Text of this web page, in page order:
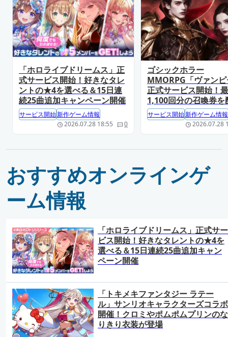
「ホロライブドリームス」正
式サービス開始！好きなタレ
ントの★4を選べる＆15日連
続25曲追加キャンペーン開催
サービス開始新作ゲーム情報
2026.07.28 18:55
0
ゴシックホラー
MMORPG「ヴァン
正式サービス開始！
1,100回分の召喚券を
サービス開始新作ゲーム情報
2026.07.28
おすすめオンラインゲ
ーム情報
「ホロライブドリームス」正式サー
ビス開始！好きなタレントの★4を
選べる＆15日連続25曲追加キャン
ペーン開催
「トキメキファンタジー ラテー
ル」サンリオキャラクターズコラボ
開催！クロミやポムポムプリンのな
りきり衣装が登場